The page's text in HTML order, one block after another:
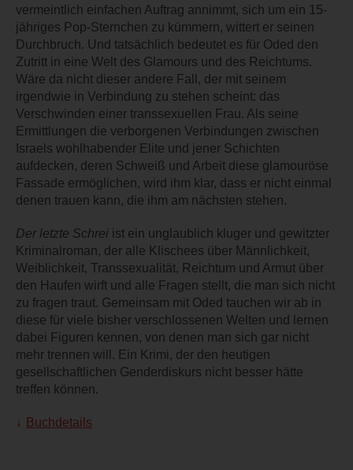
vermeintlich einfachen Auftrag annimmt, sich um ein 15-
jähriges Pop-Sternchen zu kümmern, wittert er seinen
Durchbruch. Und tatsächlich bedeutet es für Oded den
Zutritt in eine Welt des Glamours und des Reichtums.
Wäre da nicht dieser andere Fall, der mit seinem
irgendwie in Verbindung zu stehen scheint: das
Verschwinden einer transsexuellen Frau. Als seine
Ermittlungen die verborgenen Verbindungen zwischen
Israels wohlhabender Elite und jener Schichten
aufdecken, deren Schweiß und Arbeit diese glamouröse
Fassade ermöglichen, wird ihm klar, dass er nicht einmal
denen trauen kann, die ihm am nächsten stehen.
Der letzte Schrei ist ein unglaublich kluger und gewitzter
Kriminalroman, der alle Klischees über Männlichkeit,
Weiblichkeit, Transsexualität, Reichtum und Armut über
den Haufen wirft und alle Fragen stellt, die man sich nicht
zu fragen traut. Gemeinsam mit Oded tauchen wir ab in
diese für viele bisher verschlossenen Welten und lernen
dabei Figuren kennen, von denen man sich gar nicht
mehr trennen will. Ein Krimi, der den heutigen
gesellschaftlichen Genderdiskurs nicht besser hätte
treffen können.
Buchdetails